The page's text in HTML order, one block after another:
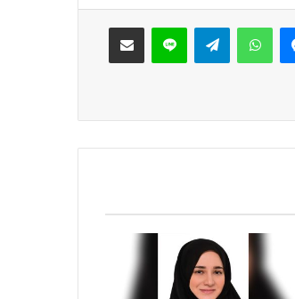
واتساب لاين